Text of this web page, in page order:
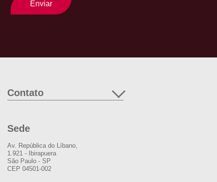
Enviar
Contato
Sede
Av. República do Líbano,
1.921 - Ibirapuera
São Paulo - SP
CEP 04501-002